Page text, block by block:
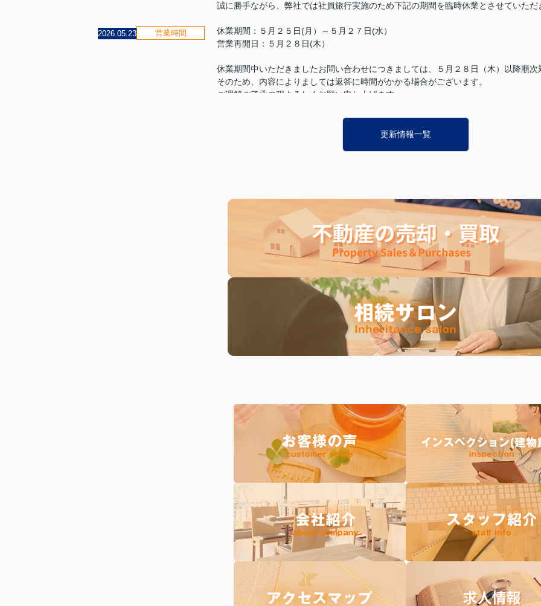
2026.05.23 営業時間
誠に勝手ながら、弊社では社員旅行実施のため下記の期間を臨時休業とさせていただ
休業期間：５月２５日(月）～５月２７日(水）
営業再開日：５月２８日(木）
休業期間中いただきましたお問い合わせにつきましては、５月２８日（木）以降順次
そのため、内容によりましては返答に時間がかかる場合がございます。
ご理解ご了承の程よろしくお願い申し上げます。
ゴールデンウィーク休暇のお知らせ
そのため通常業務開始直後は返答に時間がかかる場合がございます。
ご理解ご了承の程よろしくお願い申し上げます。
弊社の営業時間は10:00～18:00となります。
なお毎週水曜日は定休日となっております。
ご理解の程よろしくお願いいたします。
更新情報一覧